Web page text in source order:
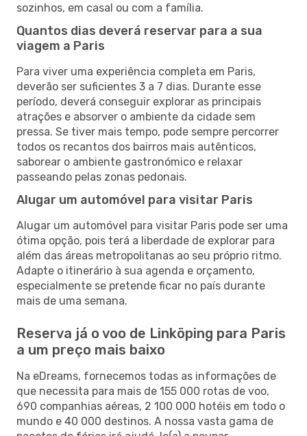
sozinhos, em casal ou com a família.
Quantos dias deverá reservar para a sua
viagem a Paris
Para viver uma experiência completa em Paris,
deverão ser suficientes 3 a 7 dias. Durante esse
período, deverá conseguir explorar as principais
atrações e absorver o ambiente da cidade sem
pressa. Se tiver mais tempo, pode sempre percorrer
todos os recantos dos bairros mais autênticos,
saborear o ambiente gastronómico e relaxar
passeando pelas zonas pedonais.
Alugar um automóvel para visitar Paris
Alugar um automóvel para visitar Paris pode ser uma
ótima opção, pois terá a liberdade de explorar para
além das áreas metropolitanas ao seu próprio ritmo.
Adapte o itinerário à sua agenda e orçamento,
especialmente se pretende ficar no país durante
mais de uma semana.
Reserva já o voo de Linköping para Paris
a um preço mais baixo
Na eDreams, fornecemos todas as informações de
que necessita para mais de 155 000 rotas de voo,
690 companhias aéreas, 2 100 000 hotéis em todo o
mundo e 40 000 destinos. A nossa vasta gama de